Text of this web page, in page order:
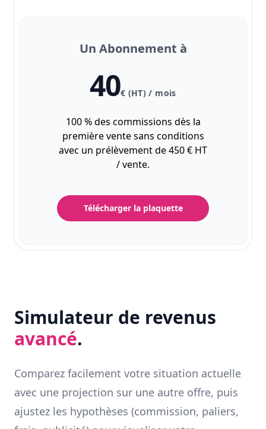
Un Abonnement à
40€ (HT) / mois
100 % des commissions dès la
première vente sans conditions
avec un prélèvement de 450 € HT
/ vente.
Télécharger la plaquette
Simulateur de revenus
avancé.
Comparez facilement votre situation actuelle
avec une projection sur une autre offre, puis
ajustez les hypothèses (commission, paliers,